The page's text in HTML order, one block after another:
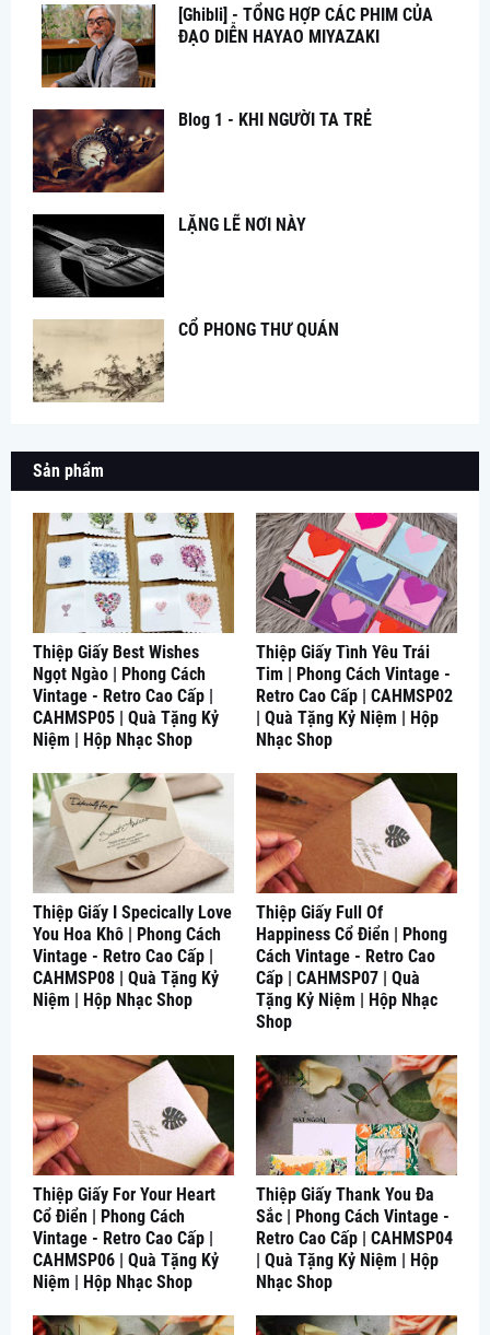
[Ghibli] - TỔNG HỢP CÁC PHIM CỦA
ĐẠO DIỄN HAYAO MIYAZAKI
Blog 1 - KHI NGƯỜI TA TRẺ
LẶNG LẼ NƠI NÀY
CỔ PHONG THƯ QUÁN
Sản phẩm
Thiệp Giấy Best Wishes
Ngọt Ngào | Phong Cách
Vintage - Retro Cao Cấp |
CAHMSP05 | Quà Tặng Kỷ
Niệm | Hộp Nhạc Shop
Thiệp Giấy Tình Yêu Trái
Tim | Phong Cách Vintage -
Retro Cao Cấp | CAHMSP02
| Quà Tặng Kỷ Niệm | Hộp
Nhạc Shop
Thiệp Giấy I Specically Love
You Hoa Khô | Phong Cách
Vintage - Retro Cao Cấp |
CAHMSP08 | Quà Tặng Kỷ
Niệm | Hộp Nhạc Shop
Thiệp Giấy Full Of
Happiness Cổ Điển | Phong
Cách Vintage - Retro Cao
Cấp | CAHMSP07 | Quà
Tặng Kỷ Niệm | Hộp Nhạc
Shop
Thiệp Giấy For Your Heart
Cổ Điển | Phong Cách
Vintage - Retro Cao Cấp |
CAHMSP06 | Quà Tặng Kỷ
Niệm | Hộp Nhạc Shop
Thiệp Giấy Thank You Đa
Sắc | Phong Cách Vintage -
Retro Cao Cấp | CAHMSP04
| Quà Tặng Kỷ Niệm | Hộp
Nhạc Shop